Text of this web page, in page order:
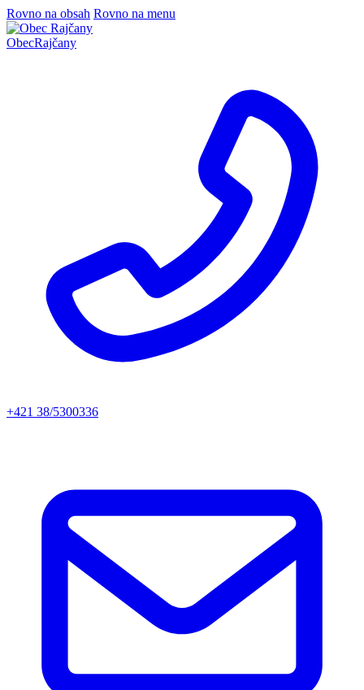
Rovno na obsah Rovno na menu
ObecRajčany
+421 38/5300336